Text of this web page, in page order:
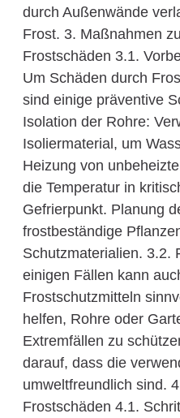
durch Außenwände
Frost. 3. Maßnahmen
Frostschäden 3.1.
Um Schäden durch
sind einige präventive
Isolation der Rohre:
Isoliermaterial, um
Heizung von
die Temperatur in
Gefrierpunkt. Planung
frostbeständige
Schutzmaterialien. 3.2.
einigen Fällen kann
Frostschutzmitteln
helfen, Rohre oder
Extremfällen zu
darauf, dass die
umweltfreundlich sind.
Frostschäden 4.1.